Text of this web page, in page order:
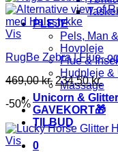
PLEJE
Pels, Man
Hovpleje
Flue &
Hudpleje &
Massage
Unicorn &
GAVEKORT🎁
TILBUD
0
Vis
RugBe Zebra | Flue-
469,00kr. Den
oprindelige
pris
var:
469,00 kr..
234,50kr.
er:
-50%
Vis